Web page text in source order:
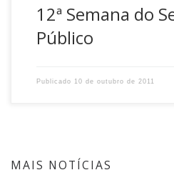
12ª Semana do
Público
Publicado 10 de outubro de 2011
MAIS NOTÍCIAS